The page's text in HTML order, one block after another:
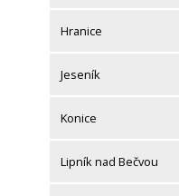
Hranice
Jeseník
Konice
Lipník nad Bečvou